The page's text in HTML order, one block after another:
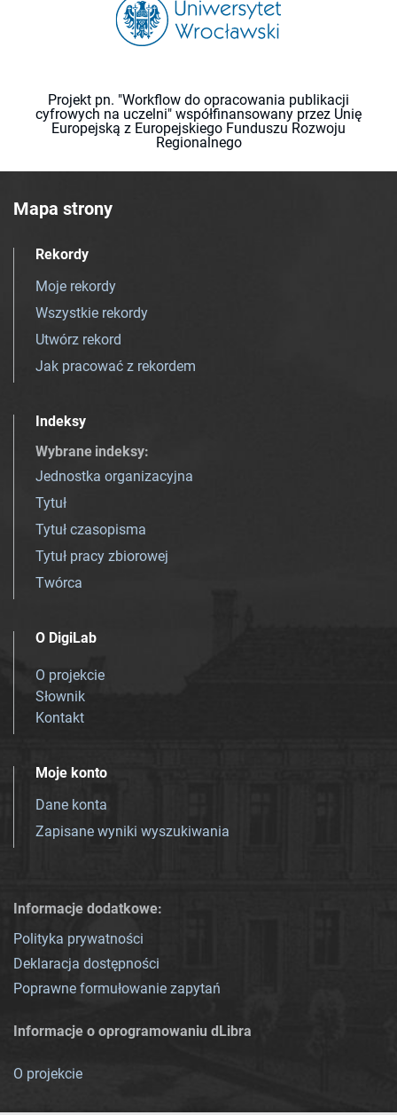
Projekt pn. "Workflow do opracowania publikacji
cyfrowych na uczelni" współfinansowany przez Unię
Europejską z Europejskiego Funduszu Rozwoju
Regionalnego
Mapa strony
Rekordy
Moje rekordy
Wszystkie rekordy
Utwórz rekord
Jak pracować z rekordem
Indeksy
Wybrane indeksy:
Jednostka organizacyjna
Tytuł
Tytuł czasopisma
Tytuł pracy zbiorowej
Twórca
O DigiLab
O projekcie
Słownik
Kontakt
Moje konto
Dane konta
Zapisane wyniki wyszukiwania
Informacje dodatkowe:
Polityka prywatności
Deklaracja dostępności
Poprawne formułowanie zapytań
Informacje o oprogramowaniu dLibra
O projekcie